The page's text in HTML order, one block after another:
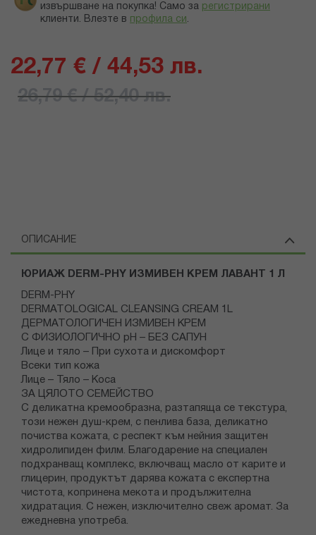
извършване на покупка! Само за регистрирани
клиенти. Влезте в профила си .
22,77 € / 44,53 лв.
26,79 € / 52,40 лв.
ОПИСАНИЕ
ЮРИАЖ DERM-PHY ИЗМИВЕН КРЕМ ЛАВАНТ 1 Л
DERM-PHY
DERMATOLOGICAL CLEANSING CREAM 1L
ДЕРМАТОЛОГИЧЕН ИЗМИВЕН КРЕМ
С ФИЗИОЛОГИЧНО pH – БЕЗ САПУН
Лице и тяло – При сухота и дискомфорт
Всеки тип кожа
Лице – Тяло – Коса
ЗА ЦЯЛОТО СЕМЕЙСТВО
С деликатна кремообразна, разтапяща се текстура,
този нежен душ-крем, с пенлива база, деликатно
почиства кожата, с респект към нейния защитен
хидролипиден филм. Благодарение на специален
подхранващ комплекс, включващ масло от карите и
глицерин, продуктът дарява кожата с експертна
чистота, копринена мекота и продължителна
хидратация. С нежен, изключително свеж аромат. За
ежедневна употреба.